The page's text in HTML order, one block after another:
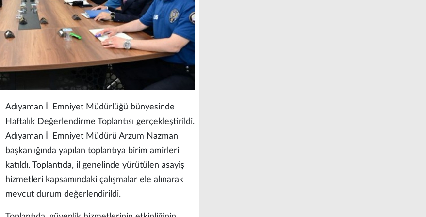
Adıyaman İl Emniyet Müdürlüğü bünyesinde
Haftalık Değerlendirme Toplantısı gerçekleştirildi.
Adıyaman İl Emniyet Müdürü Arzum Nazman
başkanlığında yapılan toplantıya birim amirleri
katıldı. Toplantıda, il genelinde yürütülen asayiş
hizmetleri kapsamındaki çalışmalar ele alınarak
mevcut durum değerlendirildi.